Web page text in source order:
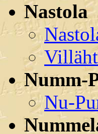
Nastola
Numm-
Nu-